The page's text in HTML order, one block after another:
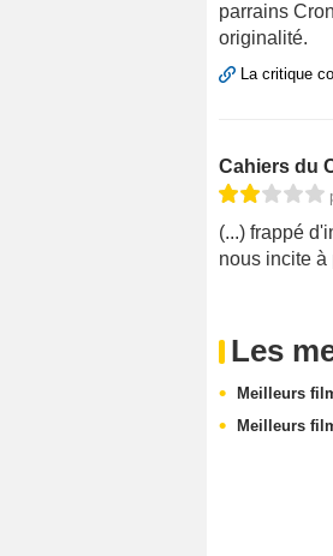
parrains
originalité.
La critique
Cahiers du
(...) frappé
nous incite à
Les
Meilleurs
Meilleurs